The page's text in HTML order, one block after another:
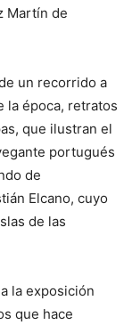
Martín de
un recorrido a
la época, retratos
que ilustran el
portugués
de
Elcano, cuyo
de las
la exposición
que hace